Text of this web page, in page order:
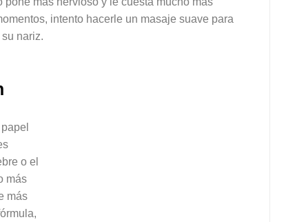
intento hacerle un masaje suave para
nariz.
o el
más
más